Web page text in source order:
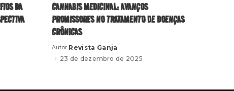
DA
CANNABIS MEDICINAL: AVANÇOS
PROMISSORES NO TRATAMENTO DE DOENÇAS
CRÔNICAS
Posted
by
Autor Revista Ganja
23 de dezembro de 2025